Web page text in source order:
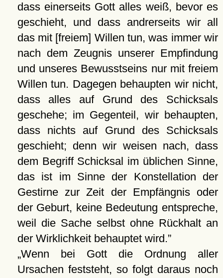
dass einerseits Gott alles weiß, bevor es
geschieht, und dass andrerseits wir all
das mit [freiem] Willen tun, was immer wir
nach dem Zeugnis unserer Empfindung
und unseres Bewusstseins nur mit freiem
Willen tun. Dagegen behaupten wir nicht,
dass alles auf Grund des Schicksals
geschehe; im Gegenteil, wir behaupten,
dass nichts auf Grund des Schicksals
geschieht; denn wir weisen nach, dass
dem Begriff Schicksal im üblichen Sinne,
das ist im Sinne der Konstellation der
Gestirne zur Zeit der Empfängnis oder
der Geburt, keine Bedeutung entspreche,
weil die Sache selbst ohne Rückhalt an
der Wirklichkeit behauptet wird.
Wenn bei Gott die Ordnung aller
Ursachen feststeht, so folgt daraus noch